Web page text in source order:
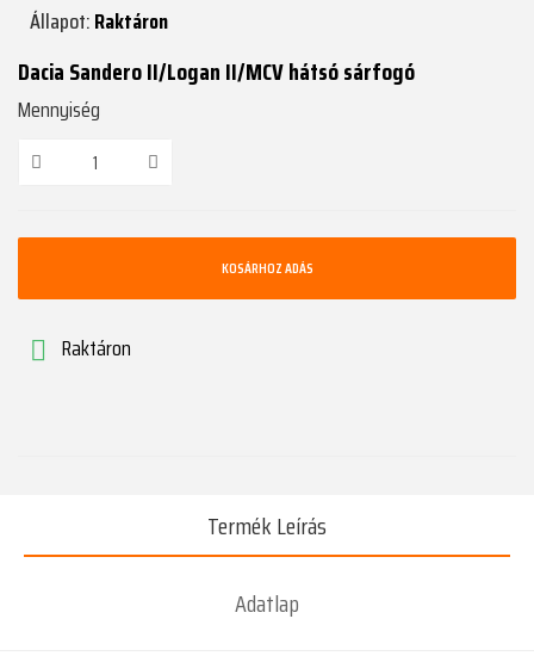
Állapot:Raktáron
Dacia Sandero II/Logan II/MCV hátsó sárfogó
Mennyiség
KOSÁRHOZ ADÁS
 Raktáron
Termék Leírás
Adatlap